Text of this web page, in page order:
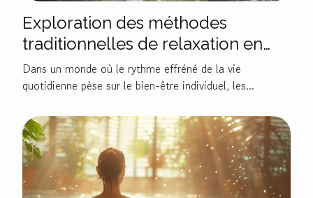
Exploration des méthodes
traditionnelles de relaxation en
Asie du Sud-Est
Dans un monde où le rythme effréné de la vie
quotidienne pèse sur le bien-être individuel, les...